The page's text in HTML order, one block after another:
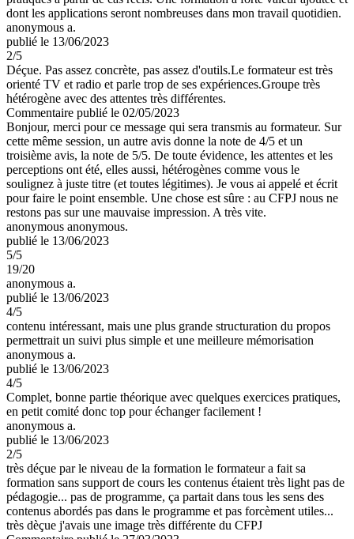
dont les applications seront nombreuses dans mon travail quotidien.
anonymous a.
publié le 13/06/2023
2/5
Déçue. Pas assez concrète, pas assez d'outils.Le formateur est très
orienté TV et radio et parle trop de ses expériences.Groupe très
hétérogène avec des attentes très différentes.
Commentaire publié le 02/05/2023
Bonjour, merci pour ce message qui sera transmis au formateur. Sur
cette même session, un autre avis donne la note de 4/5 et un
troisième avis, la note de 5/5. De toute évidence, les attentes et les
perceptions ont été, elles aussi, hétérogènes comme vous le
soulignez à juste titre (et toutes légitimes). Je vous ai appelé et écrit
pour faire le point ensemble. Une chose est sûre : au CFPJ nous ne
restons pas sur une mauvaise impression. A très vite.
anonymous anonymous.
publié le 13/06/2023
5/5
19/20
anonymous a.
publié le 13/06/2023
4/5
contenu intéressant, mais une plus grande structuration du propos
permettrait un suivi plus simple et une meilleure mémorisation
anonymous a.
publié le 13/06/2023
4/5
Complet, bonne partie théorique avec quelques exercices pratiques,
en petit comité donc top pour échanger facilement !
anonymous a.
publié le 13/06/2023
2/5
très déçue par le niveau de la formation le formateur a fait sa
formation sans support de cours les contenus étaient très light pas de
pédagogie... pas de programme, ça partait dans tous les sens des
contenus abordés pas dans le programme et pas forcèment utiles...
très dèçue j'avais une image très différente du CFPJ